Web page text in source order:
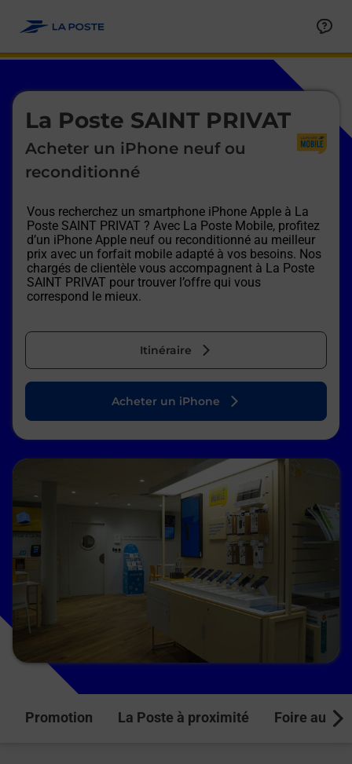
La Poste SAINT PRIVAT
Acheter un iPhone neuf ou
reconditionné
Vous recherchez un smartphone iPhone Apple à La
Poste SAINT PRIVAT ? Avec La Poste Mobile, profitez
d’un iPhone Apple neuf ou reconditionné au meilleur
prix avec un forfait mobile adapté à vos besoins. Nos
chargés de clientèle vous accompagnent à La Poste
SAINT PRIVAT pour trouver l’offre qui vous
correspond le mieux.
Itinéraire
Le lien s'ouvre dans un nouvel onglet
Acheter un iPhone
Promotion La Poste à proximité Foire aux